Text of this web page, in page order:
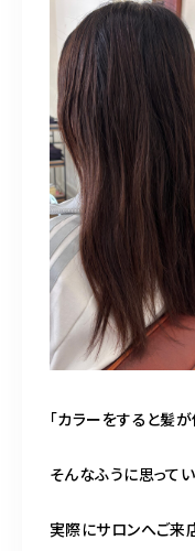
「カラーをすると髪
そんなふうに思って
実際にサロンへご来